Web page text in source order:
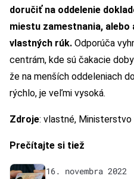
doručiť na oddelenie
miestu zamestnania,
vlastných rúk. Odporúča
centrám, kde sú čakacie
že na menších oddeleniach
rýchlo, je veľmi vysoká.
Zdroje: vlastné, Ministerstvo
Prečítajte si tiež
16. novembra 2022